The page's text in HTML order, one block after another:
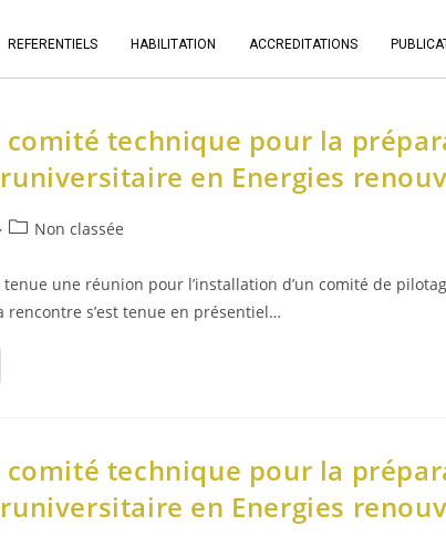
REFERENTIELS HABILITATION ACCREDITATIONS
technique pour la
en Energies
Non classée
tenue une réunion pour l’installation d’un comité de
rencontre s’est tenue en présentiel…
technique pour la
en Energies